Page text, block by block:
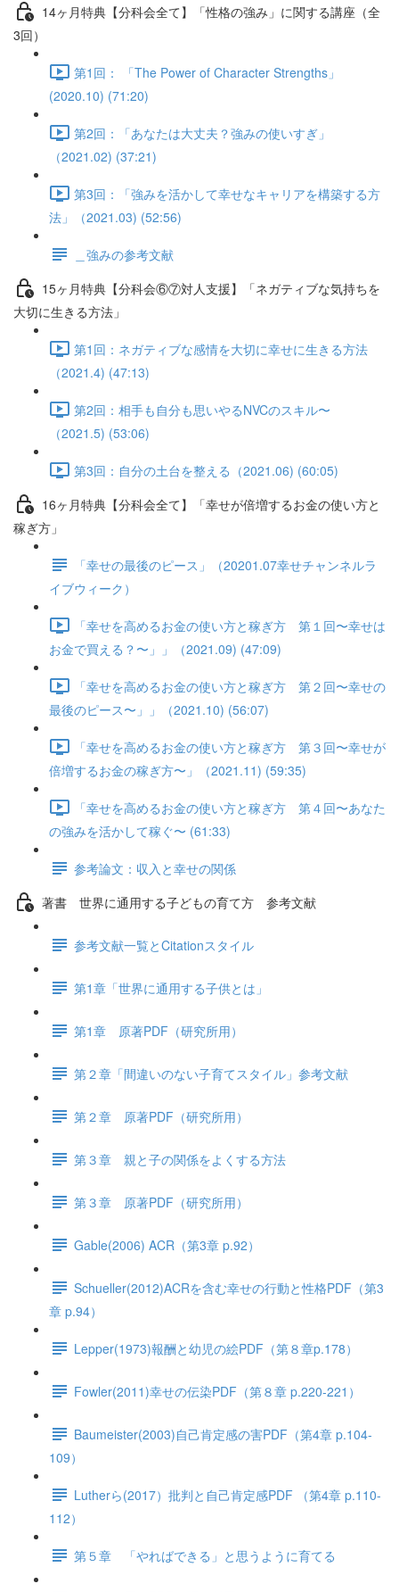
14ヶ月特典【分科会全て】「性格の強み」に関する講座（全
3回）
第1回： 「The Power of Character Strengths」
(2020.10) (71:20)
第2回：「あなたは大丈夫？強みの使いすぎ」
（2021.02) (37:21)
第3回：「強みを活かして幸せなキャリアを構築する方
法」（2021.03) (52:56)
＿強みの参考文献
15ヶ月特典【分科会⑥⑦対人支援】「ネガティブな気持ちを
大切に生きる方法」
第1回：ネガティブな感情を大切に幸せに生きる方法
（2021.4) (47:13)
第2回：相手も自分も思いやるNVCのスキル〜
（2021.5) (53:06)
第3回：自分の土台を整える（2021.06) (60:05)
16ヶ月特典【分科会全て】「幸せが倍増するお金の使い方と
稼ぎ方」
「幸せの最後のピース」（20201.07幸せチャンネルラ
イブウィーク）
「幸せを高めるお金の使い方と稼ぎ方 第１回〜幸せは
お金で買える？〜」」（2021.09) (47:09)
「幸せを高めるお金の使い方と稼ぎ方 第２回〜幸せの
最後のピース〜」」（2021.10) (56:07)
「幸せを高めるお金の使い方と稼ぎ方 第３回〜幸せが
倍増するお金の稼ぎ方〜」（2021.11) (59:35)
「幸せを高めるお金の使い方と稼ぎ方 第４回〜あなた
の強みを活かして稼ぐ〜 (61:33)
参考論文：収入と幸せの関係
著書 世界に通用する子どもの育て方 参考文献
参考文献一覧とCitationスタイル
第1章「世界に通用する子供とは」
第1章 原著PDF（研究所用）
第２章「間違いのない子育てスタイル」参考文献
第２章 原著PDF（研究所用）
第３章 親と子の関係をよくする方法
第３章 原著PDF（研究所用）
Gable(2006) ACR（第3章 p.92）
Schueller(2012)ACRを含む幸せの行動と性格PDF（第3
章 p.94）
Lepper(1973)報酬と幼児の絵PDF（第８章p.178）
Fowler(2011)幸せの伝染PDF（第８章 p.220-221）
Baumeister(2003)自己肯定感の害PDF（第4章 p.104-
109）
Lutherら(2017）批判と自己肯定感PDF （第4章 p.110-
112）
第５章 「やればできる」と思うように育てる